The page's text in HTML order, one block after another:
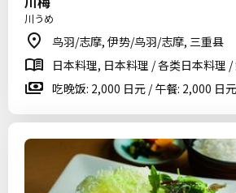
川うめ
鸟羽/志摩, 伊势/鸟羽/志摩, 三重县
日本料理, 日本料理 / 各类日本料理 /
吃晚饭: 2,000 日元 / 午餐: 2,000 日元